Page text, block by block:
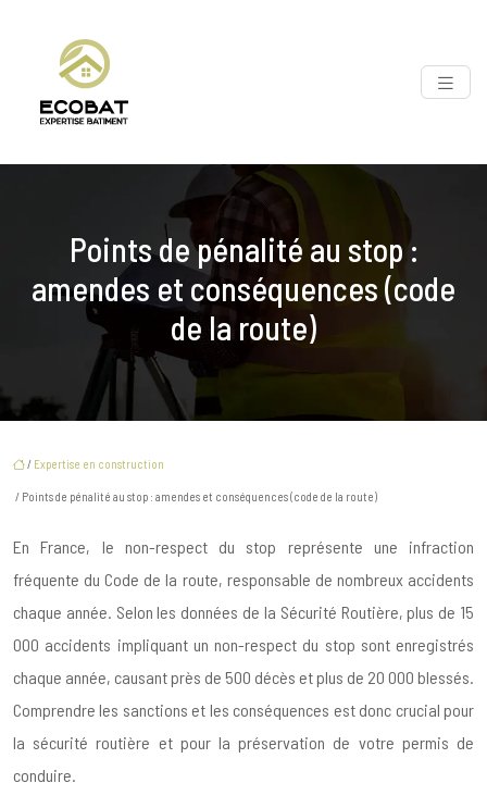
Points de pénalité au stop :
amendes et conséquences (code
de la route)
/ Expertise en construction
/ Points de pénalité au stop : amendes et conséquences (code de la route)
En France, le non-respect du stop représente une infraction
fréquente du Code de la route, responsable de nombreux accidents
chaque année. Selon les données de la Sécurité Routière, plus de 15
000 accidents impliquant un non-respect du stop sont enregistrés
chaque année, causant près de 500 décès et plus de 20 000 blessés.
Comprendre les sanctions et les conséquences est donc crucial pour
la sécurité routière et pour la préservation de votre permis de
conduire.